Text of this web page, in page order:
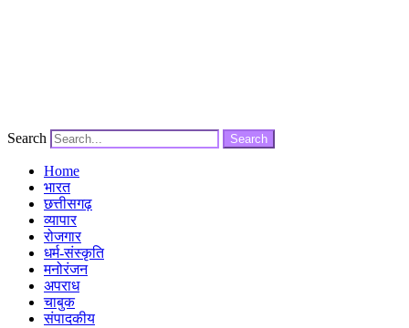
Search Search
Home
भारत
छत्तीसगढ़
व्यापार
रोजगार
धर्म-संस्कृति
मनोरंजन
अपराध
चाबुक
संपादकीय